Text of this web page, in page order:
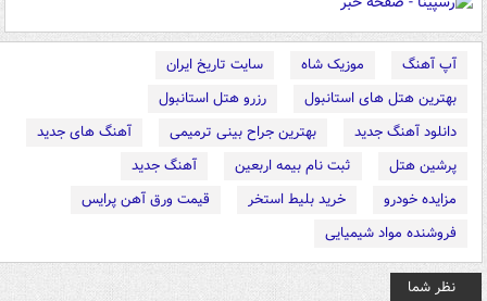
آپ آهنگ موزیک شاه
سایت تاریخ ایران
بهترین هتل های استانبول
رزرو هتل استانبول
دانلود آهنگ جدید
بهترین جراح بینی ترمیمی
آهنگ های جدید
پرشین هتل
ثبت نام بیمه اربعین
آهنگ جدید
مزایده خودرو
خرید بلیط استخر
قیمت ورق آهن پرایس
فروشنده مواد شیمیایی
نظر شما